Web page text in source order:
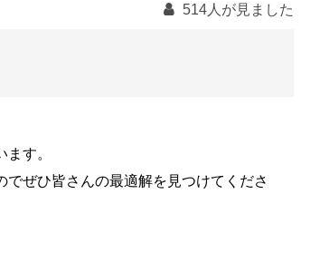
514人が見ました
す。
ぜひ皆さんの最適解を見つけてくださ